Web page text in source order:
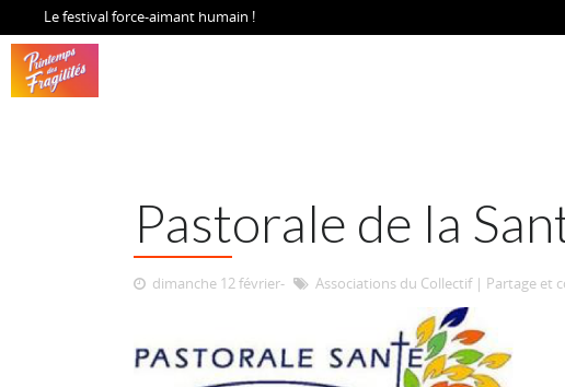
Le festival force-aimant humain !
Pastorale de la
dimanche 12 février Associations du Collectif| Partage et